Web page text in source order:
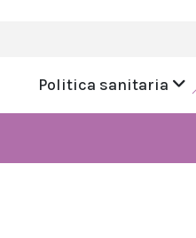
Politica sanitaria